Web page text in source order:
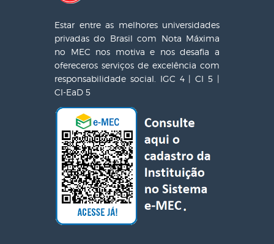
Estar entre as melhores universidades
privadas do Brasil com Nota Máxima
no MEC nos motiva e nos desafia a
ofereceros serviços de excelência com
responsabilidade social. IGC 4 | CI 5 |
CI-EaD 5